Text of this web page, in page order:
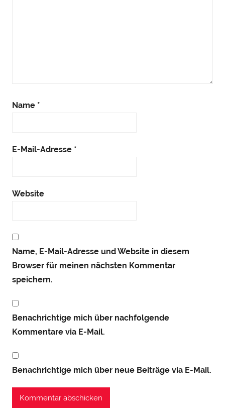
Name *
E-Mail-Adresse *
Website
Name, E-Mail-Adresse und Website in diesem
Browser für meinen nächsten Kommentar
speichern.
Benachrichtige mich über nachfolgende
Kommentare via E-Mail.
Benachrichtige mich über neue Beiträge via E-Mail.